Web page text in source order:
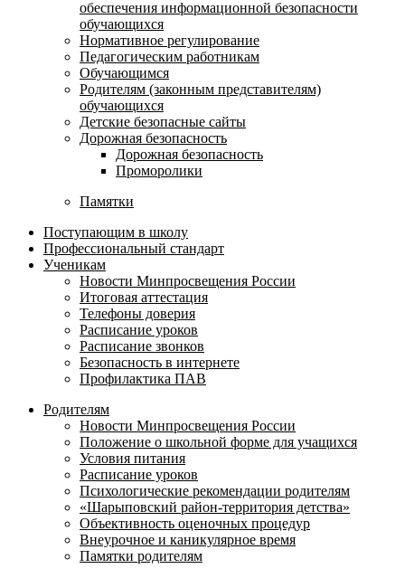
обеспечения информационной безопасности
обучающихся
Нормативное регулирование
Педагогическим работникам
Обучающимся
Родителям (законным представителям)
обучающихся
Детские безопасные сайты
Дорожная безопасность
Дорожная безопасность
Проморолики
Памятки
Поступающим в школу
Профессиональный стандарт
Ученикам
Новости Минпросвещения России
Итоговая аттестация
Телефоны доверия
Расписание уроков
Расписание звонков
Безопасность в интернете
Профилактика ПАВ
Родителям
Новости Минпросвещения России
Положение о школьной форме для учащихся
Условия питания
Расписание уроков
Психологические рекомендации родителям
«Шарыповский район-территория детства»
Объективность оценочных процедур
Внеурочное и каникулярное время
Памятки родителям